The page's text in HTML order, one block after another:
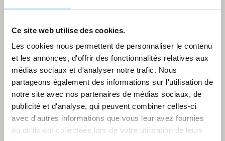
Ce site web utilise des cookies.
Les cookies nous permettent de personnaliser le contenu
et les annonces, d'offrir des fonctionnalités relatives aux
médias sociaux et d'analyser notre trafic. Nous
partageons également des informations sur l'utilisation de
notre site avec nos partenaires de médias sociaux, de
publicité et d'analyse, qui peuvent combiner celles-ci
avec d'autres informations que vous leur avez fournies
ou qu'ils ont collectées lors de votre utilisation de leurs